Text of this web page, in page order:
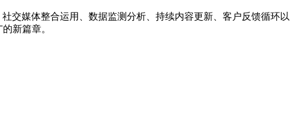
交媒体整合运用、数据监测分析、持续内容更新、客户反馈循环以
新篇章。